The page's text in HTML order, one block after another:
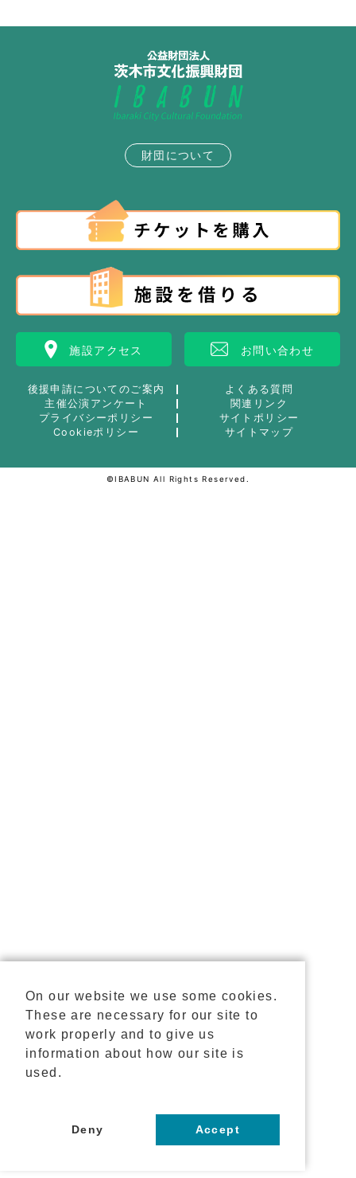
財団について
施設アクセス お問い合わせ
後援申請についてのご案内
よくある質問
主催公演アンケート
関連リンク
プライバシーポリシー
サイトポリシー
Cookieポリシー
サイトマップ
©IBABUN All Rights Reserved.
On our website we use some cookies.
These are necessary for our site to
work properly and to give us
information about how our site is
used.
Deny Accept